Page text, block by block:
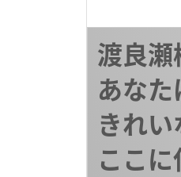
渡良瀬
あな
きれ
ここ